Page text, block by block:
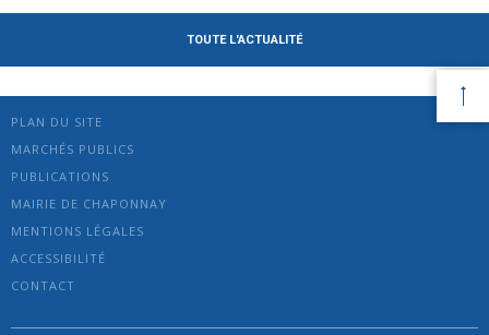
TOUTE L'ACTUALITÉ
PLAN DU SITE
MARCHÉS PUBLICS
PUBLICATIONS
MAIRIE DE CHAPONNAY
MENTIONS LÉGALES
ACCESSIBILITÉ
CONTACT